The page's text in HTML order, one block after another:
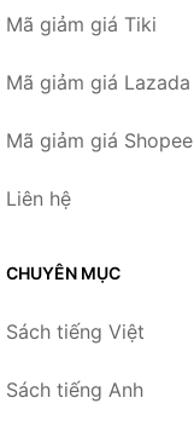
Mã giảm giá Tiki
Mã giảm giá Lazada
Mã giảm giá Shopee
Liên hệ
CHUYÊN MỤC
Sách tiếng Việt
Sách tiếng Anh